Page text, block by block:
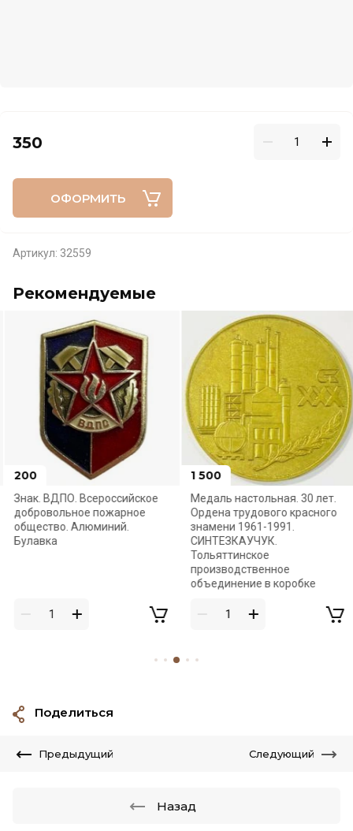
350
ОФОРМИТЬ
Артикул: 32559
Рекомендуемые
200
Знак. ВДПО. Всероссийское
добровольное пожарное
общество. Алюминий.
Булавка
1 500
Медаль настольная. 30 лет.
Ордена трудового красного
знамени 1961-1991.
СИНТЕЗКАУЧУК.
Тольяттинское
производственное
объединение в коробке
Поделиться
Предыдущий Следующий
Назад